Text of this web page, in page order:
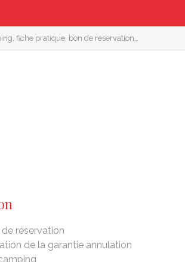
fiche pratique, bon de réservation…
réservation
de la garantie annulation